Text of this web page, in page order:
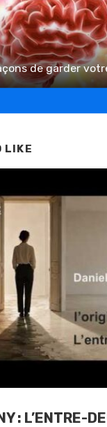
de garder
LIKE
: L’ENTRE-